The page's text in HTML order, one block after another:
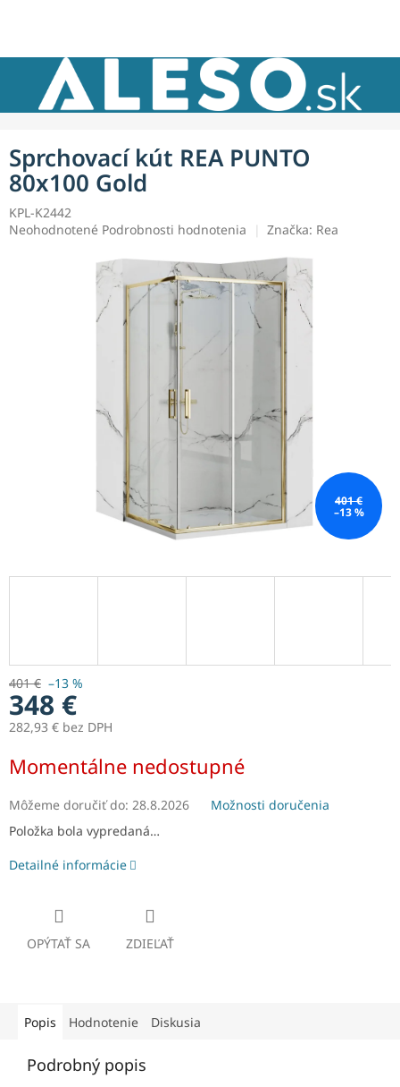
Sprchovací kút REA PUNTO
80x100 Gold
KPL-K2442
Priemerné
Neohodnotené Podrobnosti hodnotenia Značka: Rea
401 €
–13 %
401 € –13 %
348 €
282,93 € bez DPH
cena:
Momentálne nedostupné
Môžeme doručiť do: 28.8.2026
Možnosti doručenia
Položka bola vypredaná…
Detailné informácie
OPÝTAŤ SA ZDIEĽAŤ
Popis Hodnotenie Diskusia
Podrobný popis